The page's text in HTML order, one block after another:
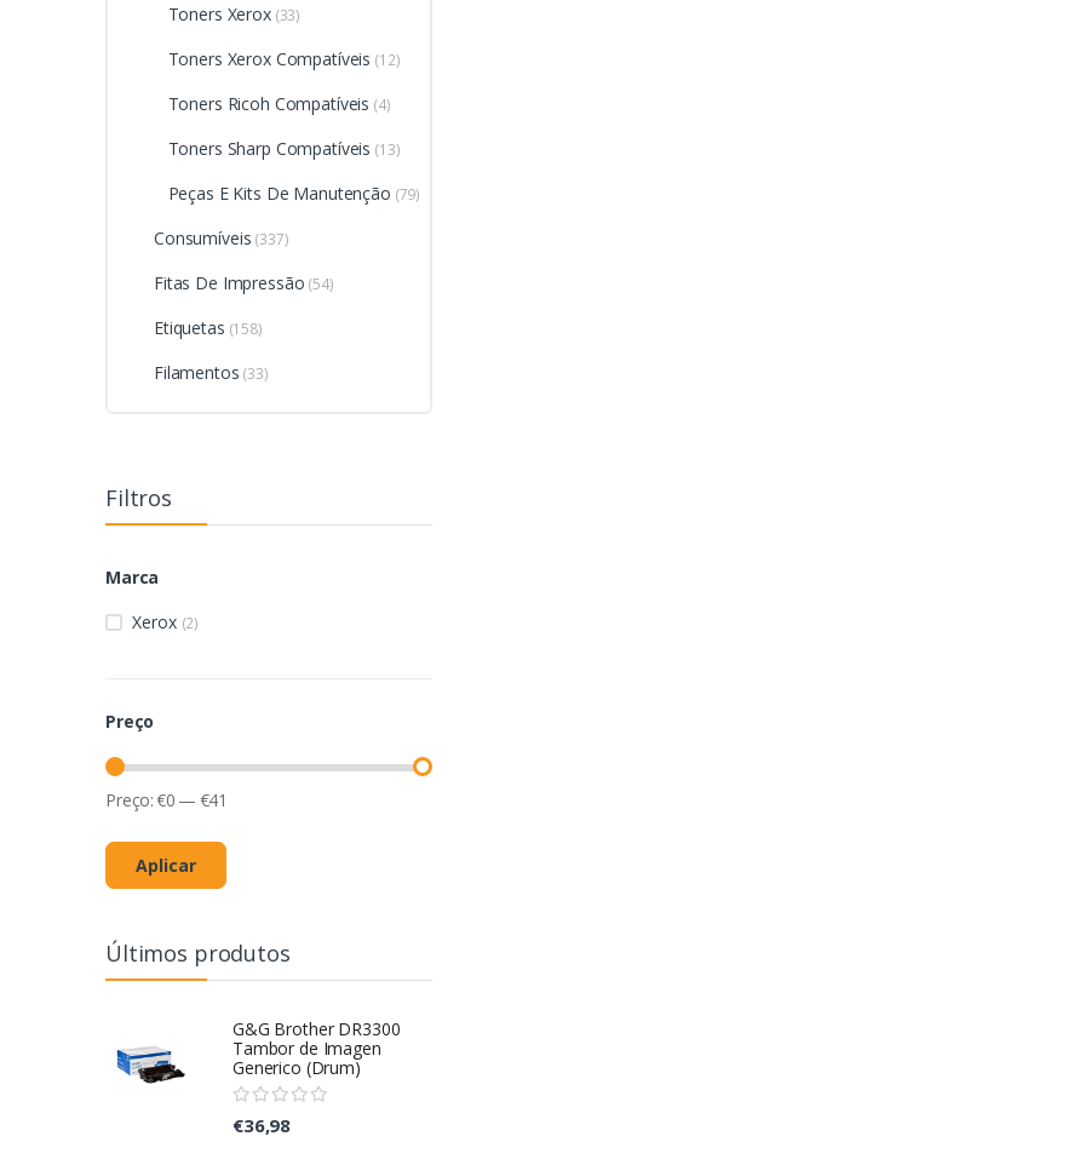
Toners Xerox(33)
Toners Xerox Compatíveis (12)
Toners Ricoh Compatíveis (4)
Toners Sharp Compatíveis (13)
Peças E Kits De Manutenção (79)
Consumíveis (337)
Fitas De Impressão (54)
Etiquetas (158)
Filamentos (33)
Filtros
Marca
Xerox (2)
Preço
Preço:€0 — €41
Aplicar
Últimos produtos
G&G Brother DR3300
Tambor de Imagen
Generico (Drum)
€36,98